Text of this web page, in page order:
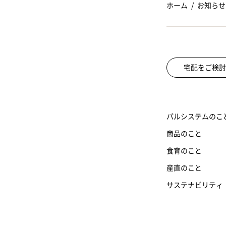
ホーム お知らせ
宅配をご検
パルシステムのこ
商品のこと
食育のこと
産直のこと
サステナビリティ